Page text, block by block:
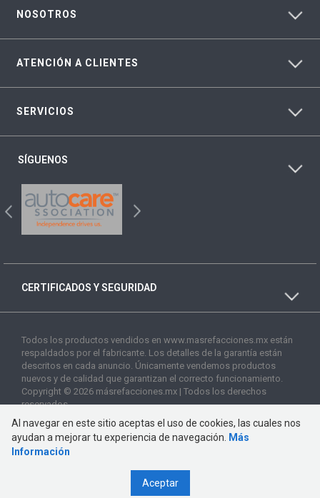
NOSOTROS
ATENCIÓN A CLIENTES
SERVICIOS
SÍGUENOS
CERTIFICADOS Y SEGURIDAD
Todos los productos vendidos en www.masrefacciones.mx están
respaldados por el fabricante. Los detalles de la garantía están
descritos en cada anuncio. Únicamente vendemos productos
nuevos y de calidad que garantizan el correcto funcionamiento.
Copyright © 2026 másrefacciones.mx | Todos los derechos
reservados
Al navegar en este sitio aceptas el uso de cookies, las cuales nos
ayudan a mejorar tu experiencia de navegación.
Más
Información
Aceptar